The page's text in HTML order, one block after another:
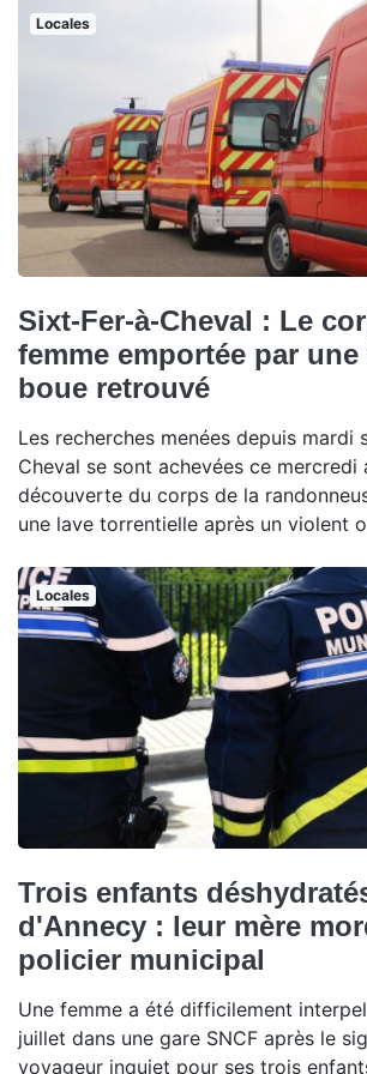
Locales
Sixt-Fer-à-Cheval : Le
femme emportée par
boue retrouvé
Les recherches menées depuis mardi
Cheval se sont achevées ce mercredi
découverte du corps de la
une lave torrentielle après un violent
Locales
Trois enfants
d'Annecy : leur mère
policier municipal
Une femme a été difficilement
juillet dans une gare SNCF après le
voyageur inquiet pour ses trois